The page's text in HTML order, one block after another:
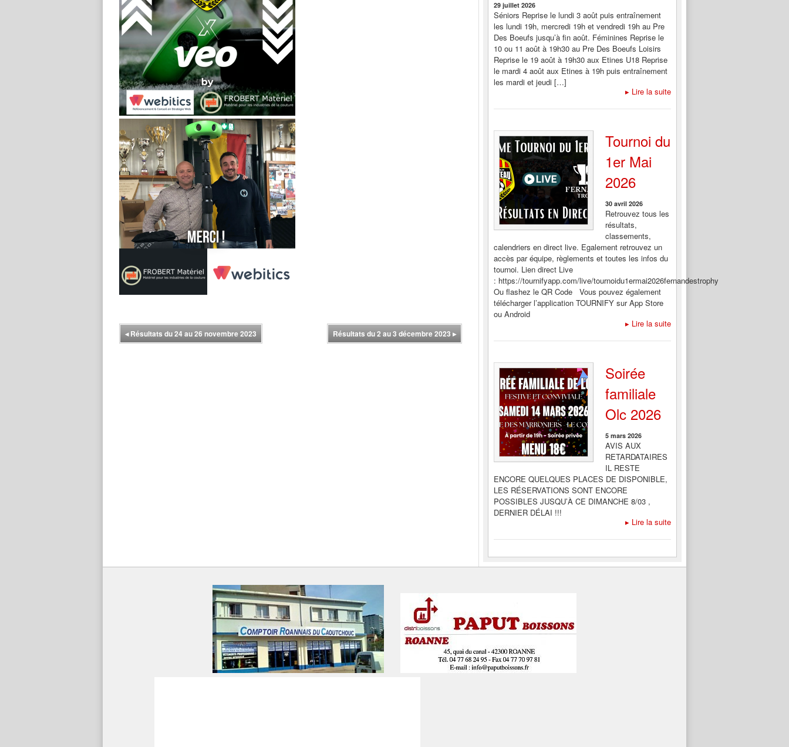
◂Résultats du 24 au 26 novembre 2023 Résultats du 2 au 3 décembre 2023 ▸
29 juillet 2026
Séniors Reprise le lundi 3 août puis entraînement
les lundi 19h, mercredi 19h et vendredi 19h au Pre
Des Boeufs jusqu’à fin août. Féminines Reprise le
10 ou 11 août à 19h30 au Pre Des Boeufs Loisirs
Reprise le 19 août à 19h30 aux Etines U18 Reprise
le mardi 4 août aux Etines à 19h puis entraînement
les mardi et jeudi […]
▸ Lire la suite
Tournoi du
1er Mai
2026
30 avril 2026
Retrouvez tous les
résultats,
classements,
calendriers en direct live. Egalement retrouvez un
accès par équipe, règlements et toutes les infos du
tournoi. Lien direct Live
: https://tournifyapp.com/live/tournoidu1ermai2026fernandestrophy
Ou flashez le QR Code Vous pouvez également
télécharger l’application TOURNIFY sur App Store
ou Android
▸ Lire la suite
Soirée
familiale
Olc 2026
5 mars 2026
AVIS AUX
RETARDATAIRES
IL RESTE
ENCORE QUELQUES PLACES DE DISPONIBLE,
LES RÉSERVATIONS SONT ENCORE
POSSIBLES JUSQU’À CE DIMANCHE 8/03 ,
DERNIER DÉLAI !!!
▸ Lire la suite